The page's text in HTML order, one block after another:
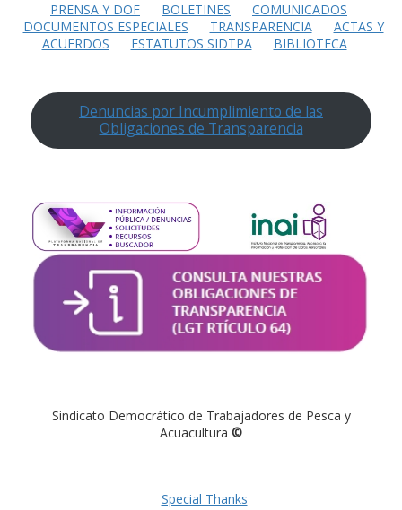
PRENSA Y DOF BOLETINES
COMUNICADOS
DOCUMENTOS ESPECIALES
TRANSPARENCIA
ACTAS Y
ACUERDOS
ESTATUTOS SIDTPA BIBLIOTECA
Denuncias por Incumplimiento de las
Obligaciones de Transparencia
Sindicato Democrático de Trabajadores de Pesca y
Acuacultura ©
Special Thanks